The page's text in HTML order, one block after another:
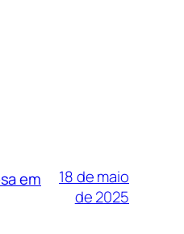
em
18 de maio
de 2025